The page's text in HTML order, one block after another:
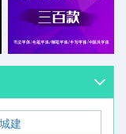
建